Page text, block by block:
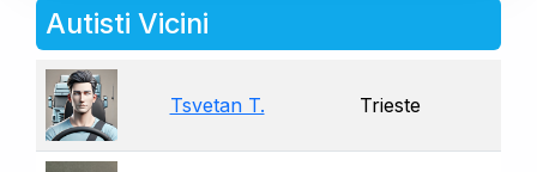
Autisti Vicini
Tsvetan T. Trieste